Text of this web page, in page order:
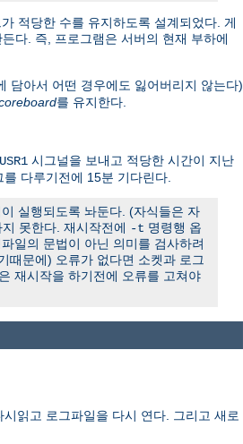
적당한 수를 유지하도록 설계되었다. 게
다. 즉, 프로그램은 서버의 현재 부하에
담아서 어떤 경우에도 잃어버리지 않는다)
를 유지한다.
USR1 시그널을 보내고 적당한 시간이 지난
다루기전에 15분 기다린다.
실행되도록 놔둔다. (자식들은 자
못한다. 재시작전에 -t 명령행 옵
일의 문법이 아닌 의미를 검사하려
때문에) 오류가 없다면 소켓과 로그
재시작을 하기전에 오류를 고쳐야
읽고 로그파일을 다시 연다. 그리고 새로